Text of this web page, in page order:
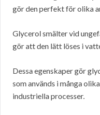
gör den perfekt för olika
Glycerol smälter vid
gör att den lätt löses i
Dessa egenskaper gör
som används i många
industriella processer.